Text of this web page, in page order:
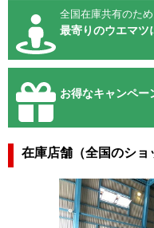
全国在庫共有のため
最寄りのウエマツ
お得なキャンペー
在庫店舗（全国のショ